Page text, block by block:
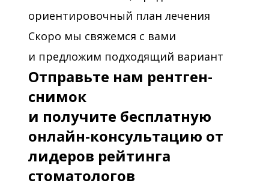
ориентировочный план лечения
Скоро мы свяжемся с вами
и предложим подходящий вариант
Отправьте нам рентген-
снимок
и получите бесплатную
онлайн-консультацию от
лидеров рейтинга
стоматологов